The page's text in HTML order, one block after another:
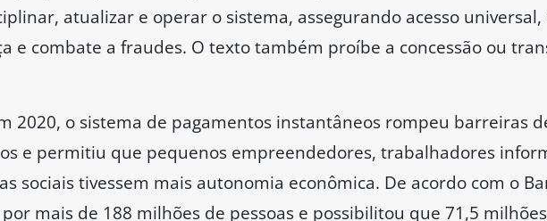
atualizar e operar o sistema, assegurando acesso
e combate a fraudes. O texto também proíbe a concessão ou
2020, o sistema de pagamentos instantâneos rompeu barreiras
e permitiu que pequenos empreendedores, trabalhadores
sociais tivessem mais autonomia econômica. De acordo com o
mais de 188 milhões de pessoas e possibilitou que 71,5